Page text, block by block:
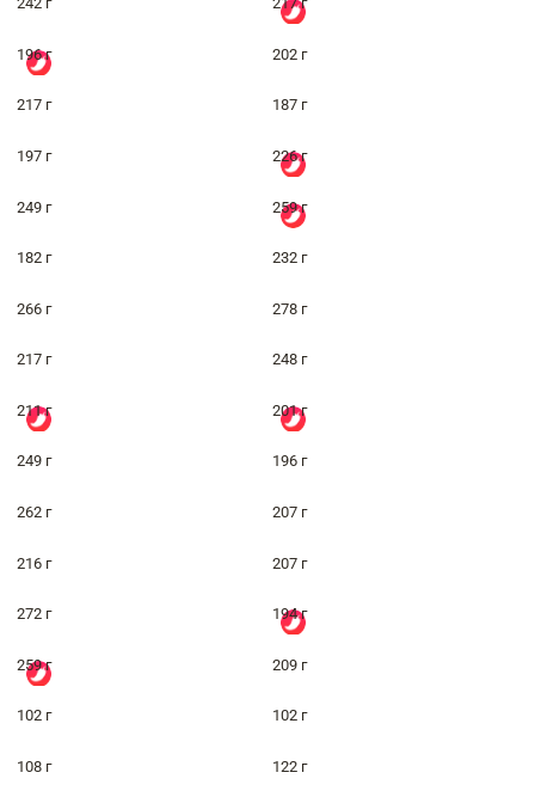
196 г 202 г
217 г 187 г
197 г 226 г
249 г 259 г
182 г 232 г
266 г 278 г
217 г 248 г
211 г 201 г
249 г 196 г
262 г 207 г
216 г 207 г
272 г 194 г
259 г 209 г
102 г 102 г
108 г 122 г